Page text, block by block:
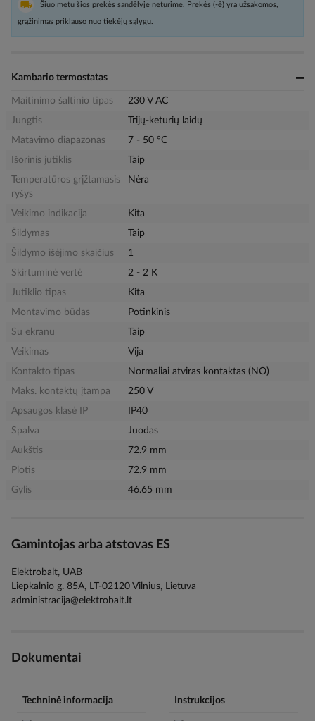
Šiuo metu šios prekės sandėlyje neturime. Prekės (-ė) yra užsakomos,
grąžinimas priklauso nuo tiekėjų sąlygų.
Kambario termostatas
Maitinimo šaltinio tipas
230 V AC
Jungtis
Trijų-keturių laidų
Matavimo diapazonas
7 - 50 °C
Išorinis jutiklis
Taip
Temperatūros grįžtamasis
ryšys
Nėra
Veikimo indikacija
Kita
Šildymas
Taip
Šildymo išėjimo skaičius
1
Skirtuminė vertė
2 - 2 K
Jutiklio tipas
Kita
Montavimo būdas
Potinkinis
Su ekranu
Taip
Veikimas
Vija
Kontakto tipas
Normaliai atviras kontaktas (NO)
Maks. kontaktų įtampa
250 V
Apsaugos klasė IP
IP40
Spalva
Juodas
Aukštis
72.9 mm
Plotis
72.9 mm
Gylis
46.65 mm
Gamintojas arba atstovas ES
Elektrobalt, UAB
Liepkalnio g. 85A, LT-02120 Vilnius, Lietuva
administracija@elektrobalt.lt
Dokumentai
Techninė informacija Instrukcijos